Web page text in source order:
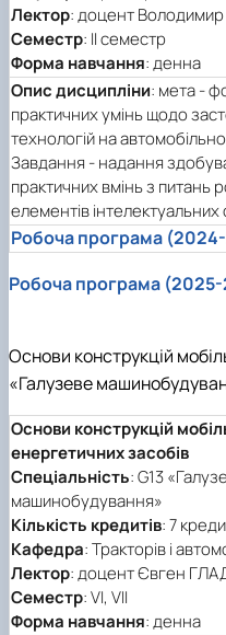
Лектор: доцент
Семестр: ІІ семестр
Форма навчання: денна
Опис дисципліни: мета -
практичних умінь щодо
технологій на
Завдання - надання
практичних вмінь з питань
елементів
Робоча програма (2024-
Робоча програма (2025-
Основи конструкцій
«Галузеве
Основи конструкцій
енергетичних засобів
Спеціальність: G13
машинобудування»
Кількість кредитів: 7
Кафедра: Тракторів і
Лектор: доцент Євген
Семестр: VІ, VII
Форма навчання: денна